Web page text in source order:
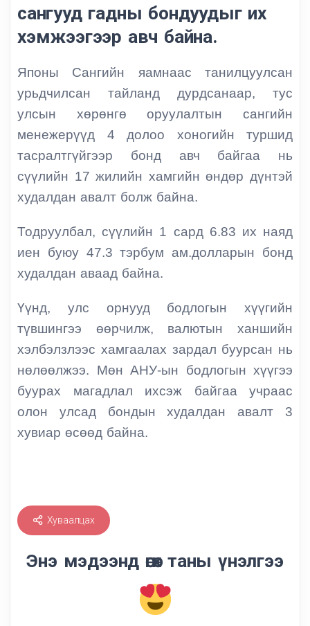
сангууд гадны бондуудыг их
хэмжээгээр авч байна.
Японы Сангийн яамнаас танилцуулсан
урьдчилсан тайланд дурдсанаар, тус
улсын хөрөнгө оруулалтын сангийн
менежерүүд 4 долоо хоногийн туршид
тасралтгүйгээр бонд авч байгаа нь
сүүлийн 17 жилийн хамгийн өндөр дүнтэй
худалдан авалт болж байна.
Тодруулбал, сүүлийн 1 сард 6.83 их наяд
иен буюу 47.3 тэрбум ам.долларын бонд
худалдан аваад байна.
Үүнд, улс орнууд бодлогын хүүгийн
түвшингээ өөрчилж, валютын ханшийн
хэлбэлзлээс хамгаалах зардал буурсан нь
нөлөөлжээ. Мөн АНУ-ын бодлогын хүүгээ
буурах магадлал ихсэж байгаа учраас
олон улсад бондын худалдан авалт 3
хувиар өсөөд байна.
Хуваалцах
Энэ мэдээнд өгөх таны үнэлгээ